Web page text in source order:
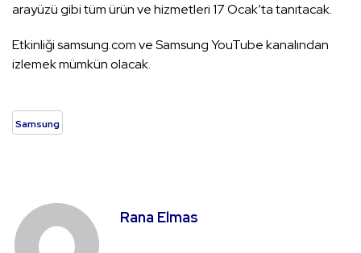
arayüzü gibi tüm ürün ve hizmetleri 17 Ocak’ta tanıtacak.
Etkinliği samsung.com ve Samsung YouTube kanalından
izlemek mümkün olacak.
Samsung
Rana Elmas